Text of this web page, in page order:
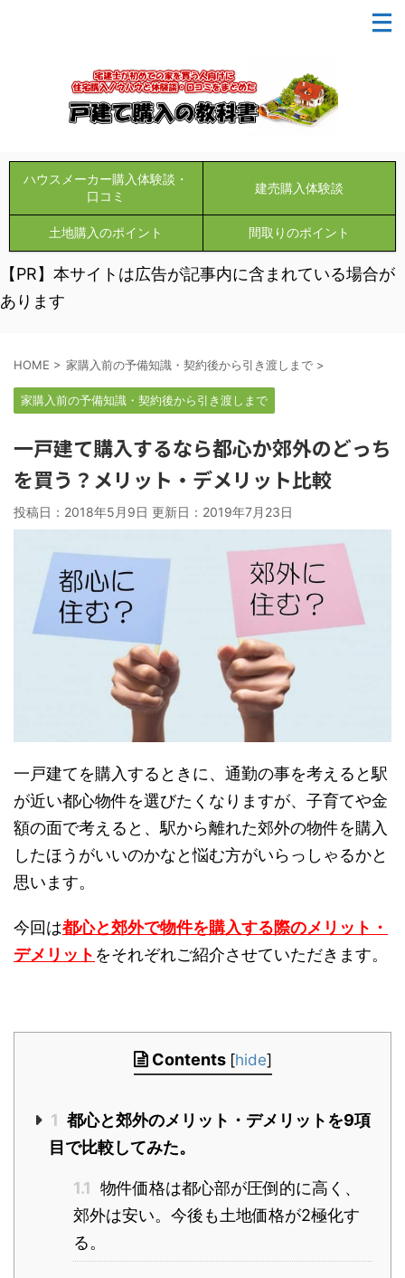
ハウスメーカー購入体験談・
口コミ
建売購入体験談
土地購入のポイント 間取りのポイント
【PR】本サイトは広告が記事内に含まれている場合が
あります
HOME > 家購入前の予備知識・契約後から引き渡しまで >
家購入前の予備知識・契約後から引き渡しまで
一戸建て購入するなら都心か郊外のどっち
を買う？メリット・デメリット比較
投稿日：2018年5月9日 更新日： 2019年7月23日
一戸建てを購入するときに、通勤の事を考えると駅
が近い都心物件を選びたくなりますが、子育てや金
額の面で考えると、駅から離れた郊外の物件を購入
したほうがいいのかなと悩む方がいらっしゃるかと
思います。
今回は都心と郊外で物件を購入する際のメリット・
デメリット をそれぞれご紹介させていただきます。
Contents [hide]
1 都心と郊外のメリット・デメリットを9項
目で比較してみた。
1.1 物件価格は都心部が圧倒的に高く、
郊外は安い。今後も土地価格が2極化す
る。